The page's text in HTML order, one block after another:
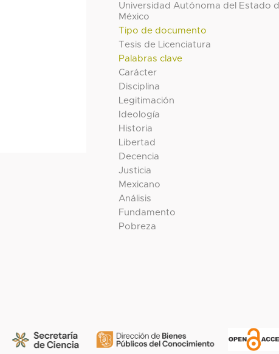
Universidad Autónoma del Estado
México
Tipo de documento
Tesis de Licenciatura
Palabras clave
Carácter
Disciplina
Legitimación
Ideología
Historia
Libertad
Decencia
Justicia
Mexicano
Análisis
Fundamento
Pobreza